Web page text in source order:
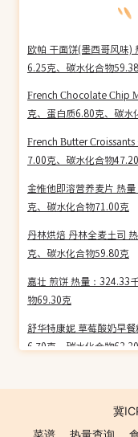
欧帕 干面饼(墨西哥风味
6.25克、碳水化合物
French Chocolate Chip
克、蛋白质6.80克、碳水
French Butter
7.00克、碳水化合物
金惟他即溶营养麦片 热
克、碳水化合物71.00克
丹林烘焙 丹林全麦土司
克、碳水化合物59.80克
嘉壮 煎饼 热量：324.33
物69.30克
舒华特康妮 草莓酸奶早
6.70克、碳水化合物
6.60克、碳水化合物
太阳 阳春面 热量：
冀